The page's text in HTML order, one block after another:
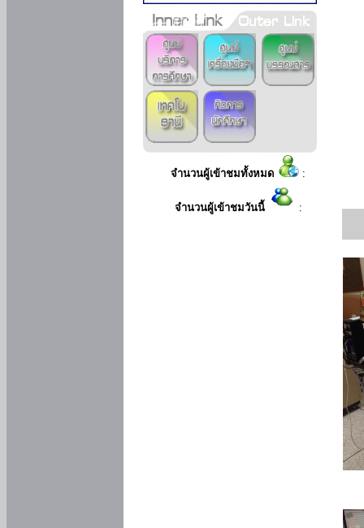
จำนวนผู้เข้าชมทั้งหมด :
จำนวนผู้เข้าชมวันนี้ :